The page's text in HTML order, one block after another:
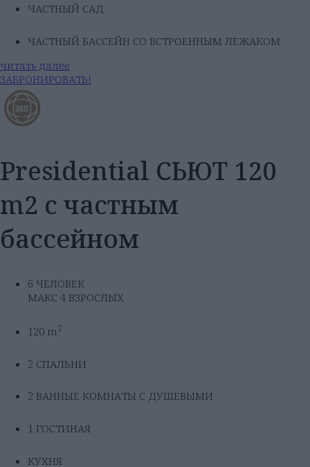
ЧАСТНЫЙ САД
ЧАСТНЫЙ БАССЕЙН СО ВСТРОЕННЫМ ЛЕЖАКОМ
читать далее
ЗАБРОНИРОВАТЬ!
Presidential СЬЮТ 120
m2 с частным
бассейном
6 ЧЕЛОВЕК
МАКС 4 ВЗРОСЛЫХ
120 m2
2 СПАЛЬНИ
2 ВАННЫЕ КОМНАТЫ С ДУШЕВЫМИ
1 ГОСТИНАЯ
КУХНЯ